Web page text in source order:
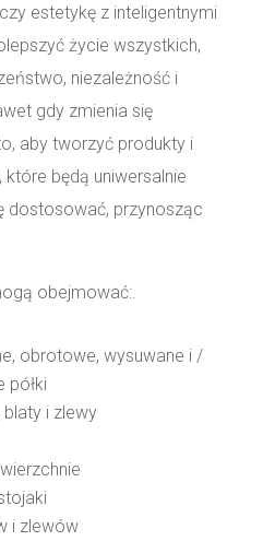
estetykę z inteligentnymi
życie wszystkich,
niezależność i
gdy zmienia się
aby tworzyć produkty i
będą uniwersalnie
dostosować, przynosząc
obejmować:.
obrotowe, wysuwane i /
półki
blaty i zlewy
i zlewów